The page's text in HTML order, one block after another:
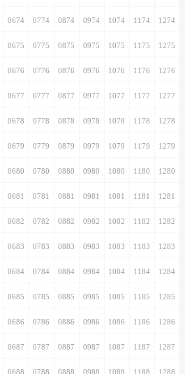
0674 0774 0874 0974 1074 1174 1274
0675 0775 0875 0975 1075 1175 1275
0676 0776 0876 0976 1076 1176 1276
0677 0777 0877 0977 1077 1177 1277
0678 0778 0878 0978 1078 1178 1278
0679 0779 0879 0979 1079 1179 1279
0680 0780 0880 0980 1080 1180 1280
0681 0781 0881 0981 1081 1181 1281
0682 0782 0882 0982 1082 1182 1282
0683 0783 0883 0983 1083 1183 1283
0684 0784 0884 0984 1084 1184 1284
0685 0785 0885 0985 1085 1185 1285
0686 0786 0886 0986 1086 1186 1286
0687 0787 0887 0987 1087 1187 1287
0688 0788 0888 0988 1088 1188 1288